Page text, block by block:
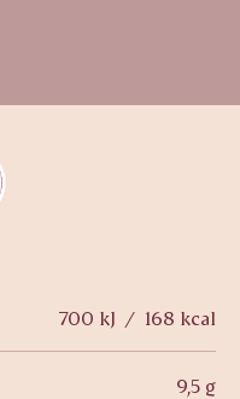
700 kJ / 168 kcal
9,5 g